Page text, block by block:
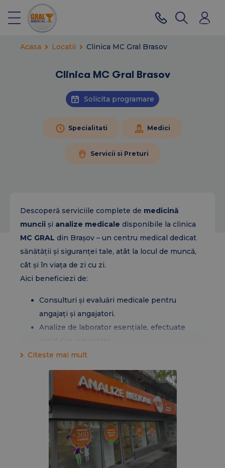
Acasa Locatii Clinica MC Gral Brasov
Clinica MC Gral Brasov
Solicita programare
Specialitati Medici
Servicii si Preturi
Descoperă serviciile complete de medicină
muncii și analize medicale disponibile la clinica
MC GRAL din Brașov – un centru medical dedicat
sănătății și siguranței tale, atât la locul de muncă,
cât și în viața de zi cu zi.
Aici beneficiezi de:
Consulturi și evaluări medicale pentru
angajați și angajatori.
Analize de laborator esențiale, efectuate
rapid și cu acuratețe.
Personal medical calificat, echipamente
moderne și un mediu prietenos.
Fie că ai nevoie de o fișă medicală pentru angajare,
analize de rutină sau investigații recomandate de
medic, echipa MC GRAL îți este alături cu
profesionalism și promptitudine.
Adresa:
Str. Grivitei, nr.50C, sc. ABC, parter
Programează-te acum și ai grijă de sănătatea ta cu
Citeste mai mult